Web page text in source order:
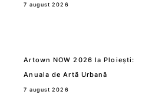
7 august 2026
Artown NOW 2026 la Ploiești:
Anuala de Artă Urbană
7 august 2026